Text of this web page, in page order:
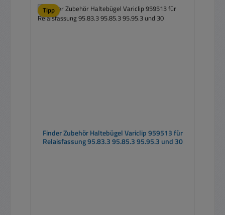
Tipp
Finder Zubehör Haltebügel Variclip 959513 für
Relaisfassung 95.83.3 95.85.3 95.95.3 und 30